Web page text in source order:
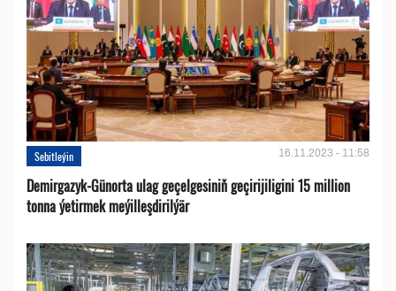
Sebitleýin 16.11.2023 - 11:58
Demirgazyk-Günorta ulag geçelgesiniň geçirijiligini 15 million
tonna ýetirmek meýilleşdirilýär